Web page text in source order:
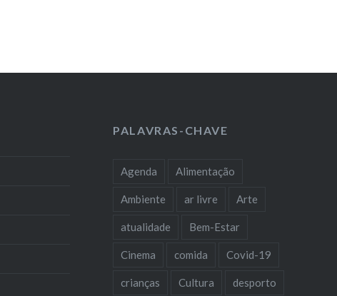
PALAVRAS-CHAVE
Agenda Alimentação
Ambiente ar livre Arte
atualidade Bem-Estar
Cinema comida Covid-19
crianças Cultura desporto